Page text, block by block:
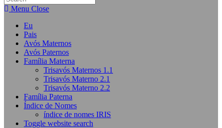
Menu Close
Eu
Pais
Avós Maternos
Avós Paternos
Família Materna
Trisavós Maternos 1.1
Trisavós Materno 2.1
Trisavós Materno 2.2
Família Paterna
Índice de Nomes
índice de nomes IRIS
Toggle website search